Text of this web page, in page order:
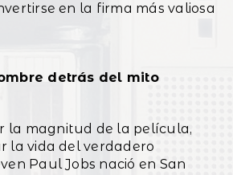
en la firma más valiosa
detrás del mito
la magnitud de la película,
la vida del verdadero
Paul Jobs nació en San